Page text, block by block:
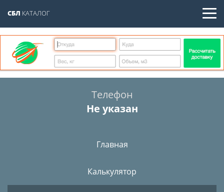
СБЛ КАТАЛОГ
Телефон
Не указан
Главная
Калькулятор